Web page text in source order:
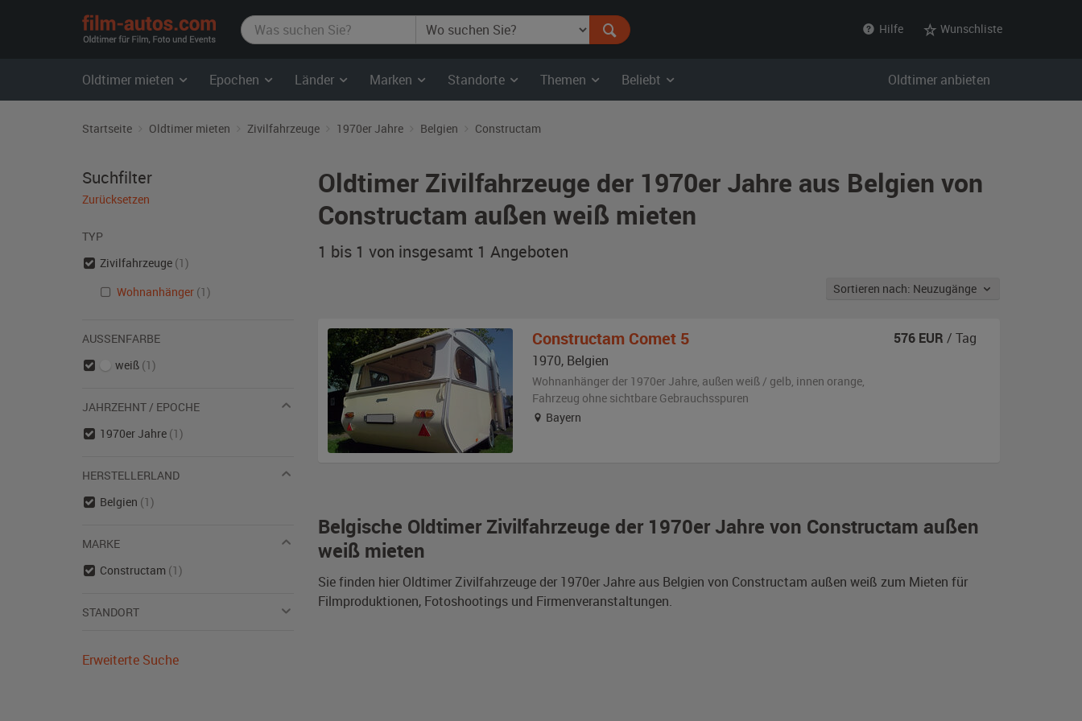
film-
autos.com
Hilfe Wunschliste
Oldtimer mieten Epochen Länder Marken Standorte Themen Beliebt Oldtimer anbieten
Startseite Oldtimer mieten Zivilfahrzeuge 1970er Jahre Belgien Constructam
Oldtimer Zivilfahrzeuge der 1970er Jahre aus Belgien von
Constructam außen weiß mieten
1 bis 1 von insgesamt 1 Angeboten
Sortieren nach: Neuzugänge
Belgische Oldtimer Zivilfahrzeuge der 1970er Jahre von Constructam außen
weiß mieten
Sie finden hier Oldtimer Zivilfahrzeuge der 1970er Jahre aus Belgien von Constructam außen weiß zum Mieten für
Filmproduktionen, Fotoshootings und Firmenveranstaltungen.
Constructam Comet 5
1970, Belgien
Wohnanhänger der 1970er Jahre, außen weiß / gelb, innen orange,
Fahrzeug ohne sichtbare Gebrauchsspuren
Bayern
576 EUR / Tag
Suchfilter
Zurücksetzen
TYP
Zivilfahrzeuge (1)
Wohnanhänger (1)
AUSSENFARBE
weiß (1)
JAHRZEHNT / EPOCHE
1970er Jahre (1)
HERSTELLERLAND
Belgien (1)
MARKE
Constructam (1)
STANDORT
Erweiterte Suche